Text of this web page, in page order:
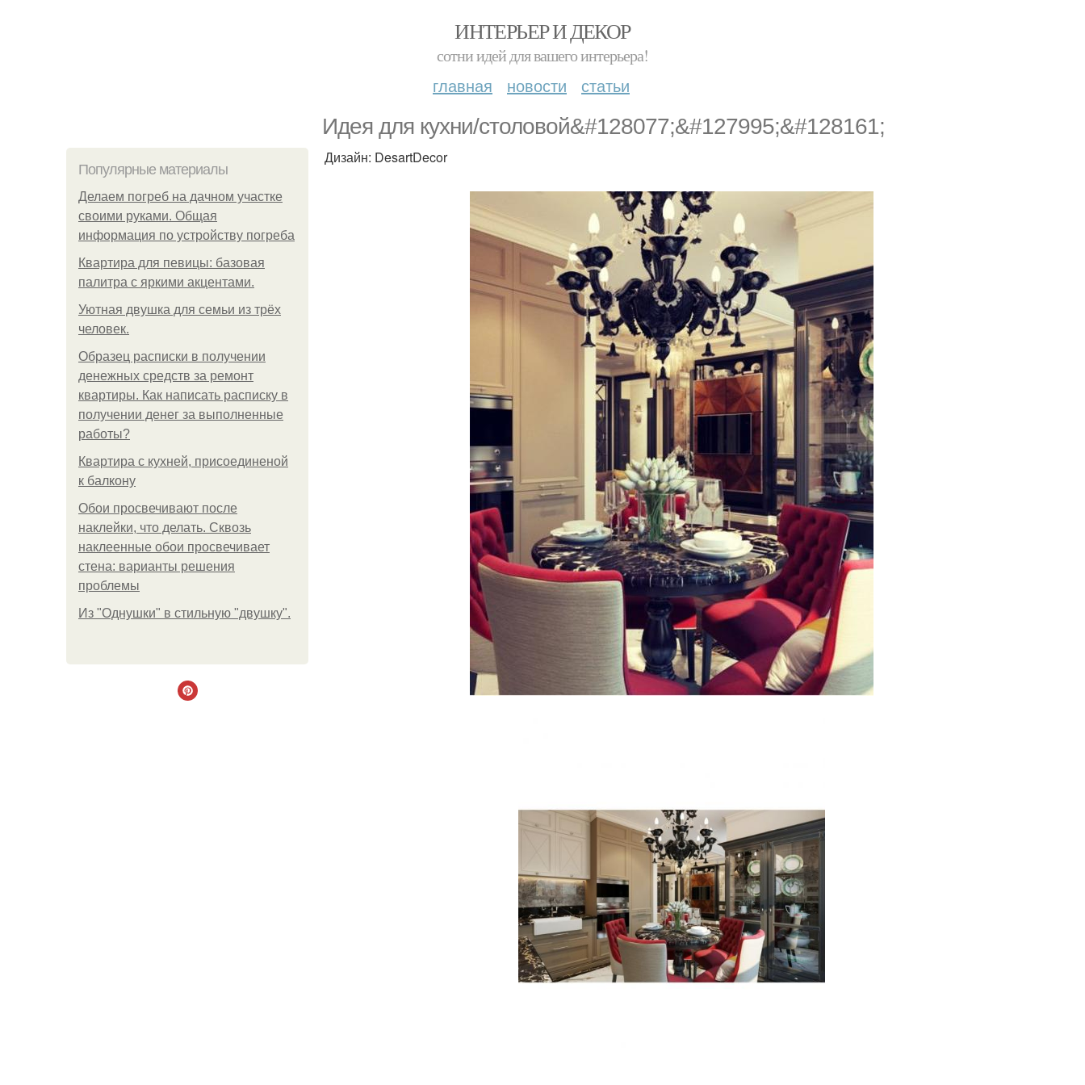
ИНТЕРЬЕР И ДЕКОР
сотни идей для вашего интерьера!
главная новости статьи
Идея для кухни/столовой&#128077;&#127995;&#128161;
Популярные материалы
Делаем погреб на дачном участке
своими руками. Общая
информация по устройству погреба
Квартира для певицы: базовая
палитра с яркими акцентами.
Уютная двушка для семьи из трёх
человек.
Образец расписки в получении
денежных средств за ремонт
квартиры. Как написать расписку в
получении денег за выполненные
работы?
Квартира с кухней, присоединеной
к балкону
Обои просвечивают после
наклейки, что делать. Сквозь
наклеенные обои просвечивает
стена: варианты решения
проблемы
Из "Однушки" в стильную "двушку".
Дизайн: DesartDecor